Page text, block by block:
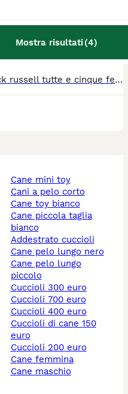
Mostra risultati(4)
Cinque bellissimi cuccioli di jack russell tutte e cinque femminucce incroci di due mesi di vita vicino Campobasso
cane mini toy
cani a pelo corto
cane toy bianco
cane piccola taglia
bianco
addestrato cuccioli
cane pelo lungo nero
cane pelo lungo
piccolo
cuccioli 300 euro
cuccioli 700 euro
cuccioli 400 euro
cuccioli di cane 150
euro
cuccioli 200 euro
cane femmina
cane maschio